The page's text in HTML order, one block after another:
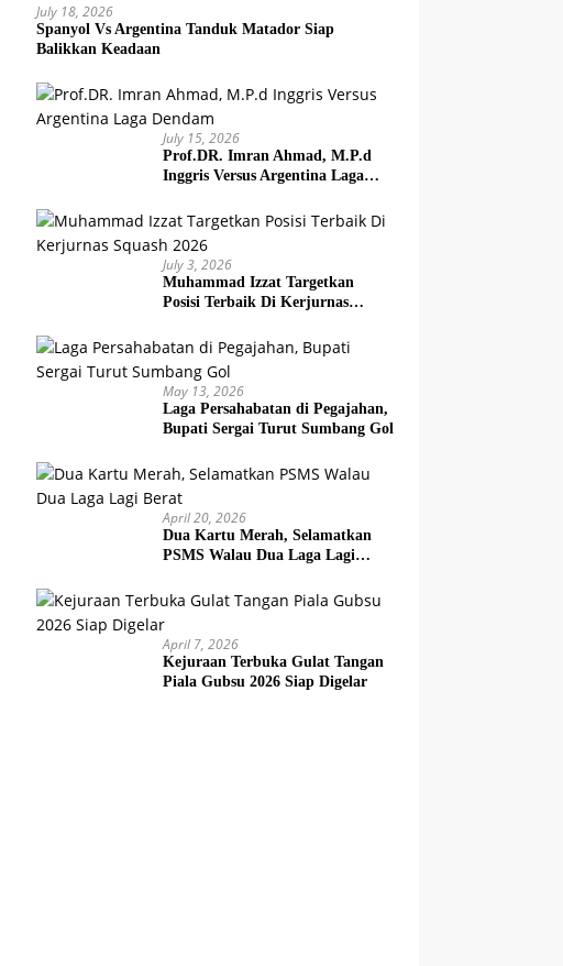
July 18, 2026
Spanyol Vs Argentina Tanduk Matador Siap
Balikkan Keadaan
July 15, 2026
Prof.DR. Imran Ahmad, M.P.d
Inggris Versus Argentina Laga
July 3, 2026
Muhammad Izzat Targetkan
Posisi Terbaik Di Kerjurnas
May 13, 2026
Laga Persahabatan di Pegajahan,
Bupati Sergai Turut Sumbang Gol
April 20, 2026
Dua Kartu Merah, Selamatkan
PSMS Walau Dua Laga Lagi
April 7, 2026
Kejuraan Terbuka Gulat Tangan
Piala Gubsu 2026 Siap Digelar